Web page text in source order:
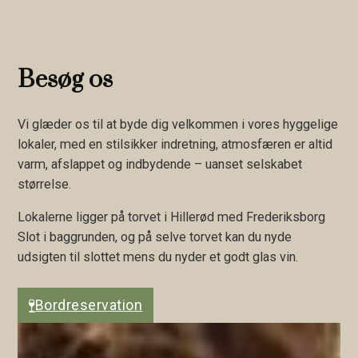
Besøg os
Vi glæder os til at byde dig velkommen i vores hyggelige
lokaler, med en stilsikker indretning, atmosfæren er altid
varm, afslappet og indbydende – uanset selskabet
størrelse.
Lokalerne ligger på torvet i Hillerød med Frederiksborg
Slot i baggrunden, og på selve torvet kan du nyde
udsigten til slottet mens du nyder et godt glas vin.
Bordreservation